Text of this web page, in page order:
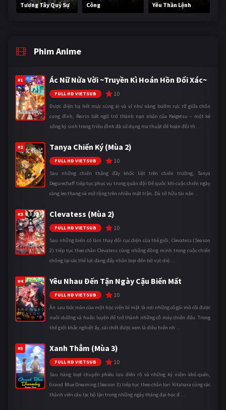
Tương Tây Quỷ Sự
Công
Yêu Thần Lệnh
Phim Anime
#1 Ác Nữ Nửa Vời ~Truyền Kì Hoán Hồn Đổi Xác~
FULL HD VIETSUB 10
Được điện hạ hết mực sủng ái và ví như nàng bướm rực rỡ giữa chốn
cung đình, Reirin bất ngờ trở thành nạn nhân của Keigetsu – một kẻ
sống ký sinh trong triều đình đã sử dụng ma thuật để hoán đổi th ...
#2 Tanya Chiến Ký (Mùa 2)
FULL HD VIETSUB 10
Sau những chiến thắng đầy khốc liệt trên chiến trường, Tanya
Degurechaff tiếp tục phục vụ trong quân đội Đế quốc khi cuộc chiến ngày
càng leo thang và mở rộng trên nhiều mặt trận. Dù sở hữu tài năn ...
#3 Clevatess (Mùa 2)
FULL HD VIETSUB 10
Sau những biến cố làm thay đổi cục diện của thế giới, Clevatess (Season
2) tiếp tục theo chân Clevatess cùng những đồng minh trong cuộc chiến
chống lại các thế lực đang đẩy nhân loại đến bờ vực diệ ...
#4 Yêu Nhau Đến Tận Ngày Cậu Biến Mất
FULL HD VIETSUB 10
Ẩn sau bức màn của một học viện bí mật là nơi những cô gái mồ côi được
nuôi dưỡng và huấn luyện để trở thành những cỗ máy chiến đấu. Trong
thế giới khắc nghiệt ấy, cái chết được xem là điều hiển nh ...
#5 Xanh Thẳm (Mùa 3)
FULL HD VIETSUB 10
Sau hàng loạt chuyến phiêu lưu điên rồ và những kỷ niệm khó quên,
Grand Blue Dreaming (Season 3) tiếp tục theo chân Iori Kitahara cùng các
thành viên câu lạc bộ lặn trong những ngày tháng đại học đ ...